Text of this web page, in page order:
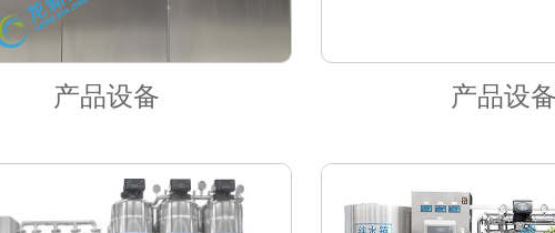
产品设备 产品设